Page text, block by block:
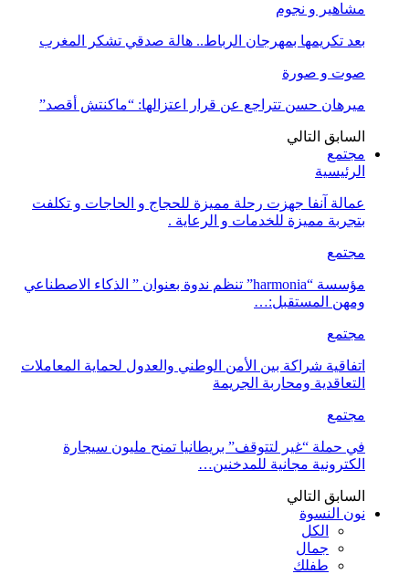
مشاهير و نجوم
بعد تكريمها بمهرجان الرباط.. هالة صدقي تشكر المغرب
صوت و صورة
ميرهان حسن تتراجع عن قرار اعتزالها: “ماكنتش أقصد”
السابق التالي
مجتمع
الرئيسية
عمالة آنفا جهزت رحلة مميزة للحجاج و الحاجات و تكلفت
بتجربة مميزة للخدمات و الرعاية .
مجتمع
مؤسسة “harmonia” تنظم ندوة بعنوان ” الذكاء الاصطناعي
ومهن المستقبل:…
مجتمع
اتفاقية شراكة بين الأمن الوطني والعدول لحماية المعاملات
التعاقدية ومحاربة الجريمة
مجتمع
في حملة “غير لتتوقف” بريطانيا تمنح مليون سيجارة
الكترونية مجانية للمدخنين…
السابق التالي
نون النسوة
الكل
جمال
طفلك